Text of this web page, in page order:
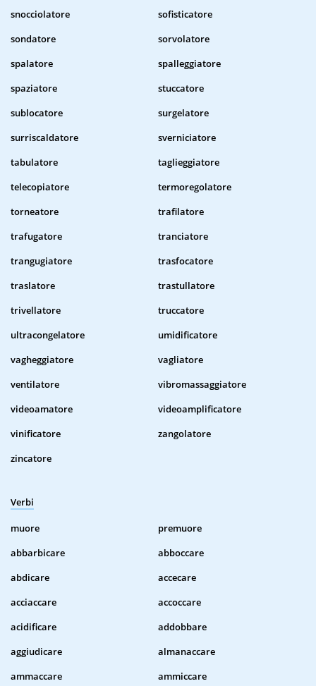
snocciolatore
sofisticatore
sondatore
sorvolatore
spalatore
spalleggiatore
spaziatore
stuccatore
sublocatore
surgelatore
surriscaldatore
sverniciatore
tabulatore
taglieggiatore
telecopiatore
termoregolatore
torneatore
trafilatore
trafugatore
tranciatore
trangugiatore
trasfocatore
traslatore
trastullatore
trivellatore
truccatore
ultracongelatore
umidificatore
vagheggiatore
vagliatore
ventilatore
vibromassaggiatore
videoamatore
videoamplificatore
vinificatore
zangolatore
zincatore
Verbi
muore
premuore
abbarbicare
abboccare
abdicare
accecare
acciaccare
accoccare
acidificare
addobbare
aggiudicare
almanaccare
ammaccare
ammiccare